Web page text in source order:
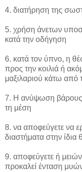
4. διατήρηση της
5. χρήση άνετων
κατά την οδήγηση
6. κατά τον ύπνο, η
προς την κοιλιά ή
μαξιλαριού κάτω από
7. Η ανύψωση βάρους
τη μέση
8. να αποφεύγετε να
διαστήματα στην ίδια
9. αποφεύγετε ή
προκαλεί ένταση